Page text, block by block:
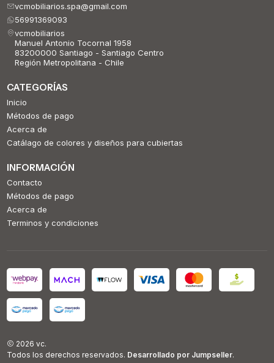
vcmobiliarios.spa@gmail.com
56991369093
vcmobiliarios
Manuel Antonio Tocornal 1958
83200000 Santiago - Santiago Centro
Región Metropolitana - Chile
CATEGORÍAS
Inicio
Métodos de pago
Acerca de
Catálago de colores y diseños para cubiertas
INFORMACIÓN
Contacto
Métodos de pago
Acerca de
Terminos y condiciones
2026 vc.
Todos los derechos reservados. Desarrollado por Jumpseller.